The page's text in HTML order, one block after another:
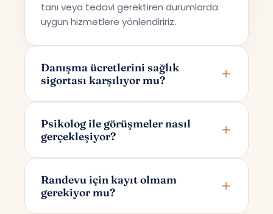
tanı veya tedavi gerektiren durumlarda
uygun hizmetlere yönlendiririz.
Danışma ücretlerini sağlık
sigortası karşılıyor mu?
sunmaktadır; bu nedenle ücretler sağlık
sigortaları tarafından karşılanmamaktadır.
Psikolog ile görüşmeler nasıl
gerçekleşiyor?
üzerinden yapılır. Randevunuzu
oluşturduktan sonra yalnızca size ve
Randevu için kayıt olmam
gerekiyor mu?